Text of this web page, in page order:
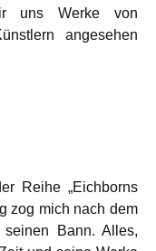
uns Werke von
angesehen
Reihe „Eichborns
zog mich nach dem
Bann. Alles,